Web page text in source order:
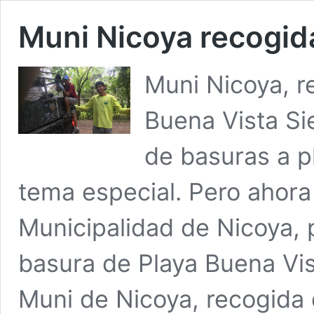
Muni Nicoya
Muni Nicoya,
Buena Vista
de basuras a
tema especial. Pero
Municipalidad de
basura de Playa Buena
Muni de Nicoya,